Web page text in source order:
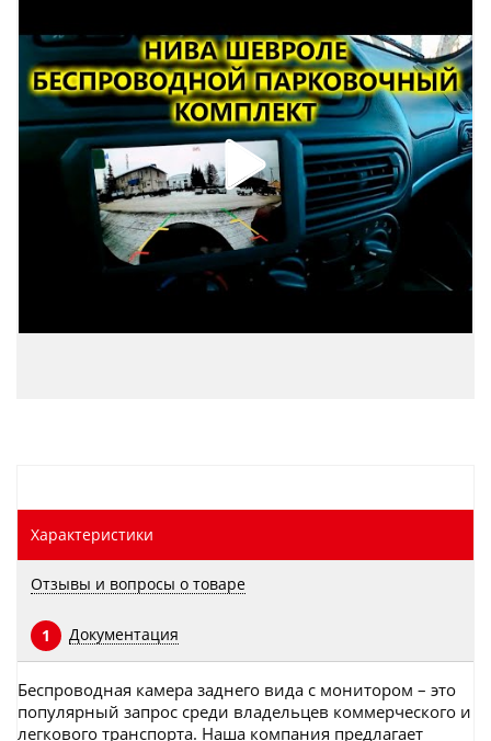
Характеристики
Отзывы и вопросы о товаре
1 Документация
Беспроводная камера заднего вида с монитором – это
популярный запрос среди владельцев коммерческого и
легкового транспорта. Наша компания предлагает